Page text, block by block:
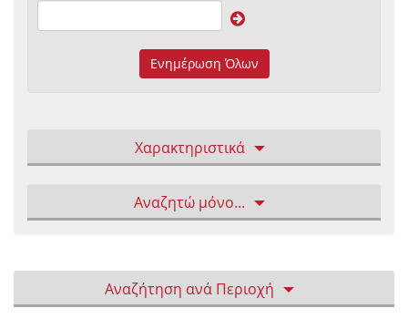
Ενημέρωση Όλων
Χαρακτηριστικά
Αναζητώ μόνο...
Αναζήτηση ανά Περιοχή